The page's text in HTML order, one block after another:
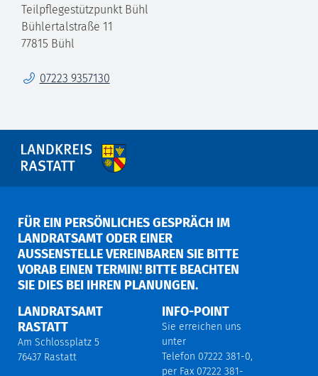
Teilpflegestützpunkt Bühl
Bühlertalstraße 11
77815 Bühl
Telefon07223 9357130
FÜR EIN PERSÖNLICHES GESPRÄCH IM
LANDRATSAMT ODER EINER
AUSSENSTELLE VEREINBAREN SIE BITTE V
ORAB EINEN TERMIN! BITTE BEACHTEN S
IE DIES BEI IHREN PLANUNGEN.
LANDRATSAMT
RASTATT
Am Schlossplatz 5
76437 Rastatt
INFO-POINT
Sie erreichen uns
unter
Telefon 07222 381-0,
per Fax 07222 381-